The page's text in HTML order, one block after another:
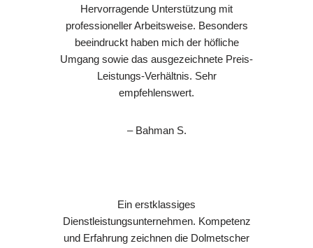
Hervorragende Unterstützung mit
professioneller Arbeitsweise. Besonders
beeindruckt haben mich der höfliche
Umgang sowie das ausgezeichnete Preis-
Leistungs-Verhältnis. Sehr
empfehlenswert.
– Bahman S.
Ein erstklassiges
Dienstleistungsunternehmen. Kompetenz
und Erfahrung zeichnen die Dolmetscher